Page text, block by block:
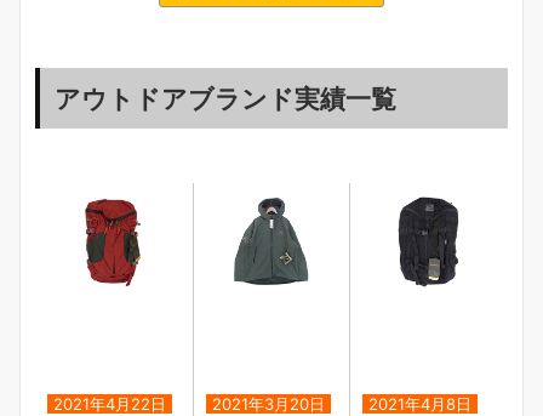
アウトドアブランド実績一覧
2021年4月22日 2021年3月20日 2021年4月8日